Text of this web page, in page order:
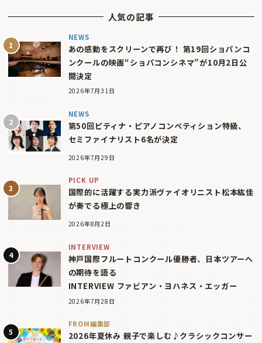
人気の記事
NEWS
あの感動をスクリーンで再び！ 第19回ショパンコ
ンクールの映画“ショパコンシネマ”が10月2日公
開決定
2026年7月31日
NEWS
第50回ピティナ・ピアノコンペティション特級、
セミファイナリスト6名が決定
2026年7月29日
PICK UP
国際的に活躍する実力派ヴァイオリニスト松本紘佳
が奏でる極上の響き
2026年8月2日
INTERVIEW
神戸国際フルートコンクール優勝者、日本ツアーへ
の期待を語る
INTERVIEW ファビアン・ヨハネス・エッガー
2026年7月28日
FROM編集部
2026年夏休み 親子で楽しむ♪クラシックコンサー